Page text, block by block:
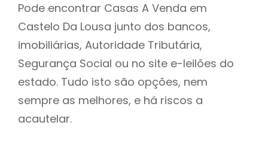
Pode encontrar Casas A Venda em
Castelo Da Lousa junto dos bancos,
imobiliárias, Autoridade Tributária,
Segurança Social ou no site e-leilões do
estado. Tudo isto são opções, nem
sempre as melhores, e há riscos a
acautelar.